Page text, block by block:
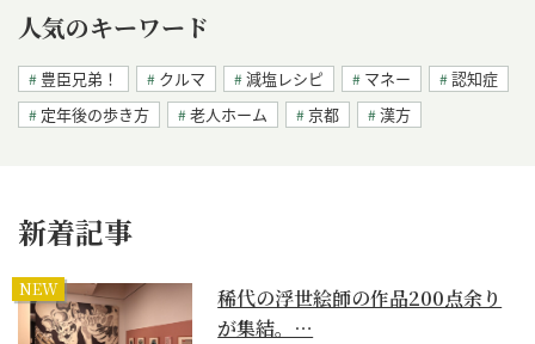
人気のキーワード
豊臣兄弟！ クルマ 減塩レシピ マネー
認知症
定年後の歩き方
老人ホーム 京都 漢方
新着記事
NEW
稀代の浮世絵師の作品200点余り
が集結。…